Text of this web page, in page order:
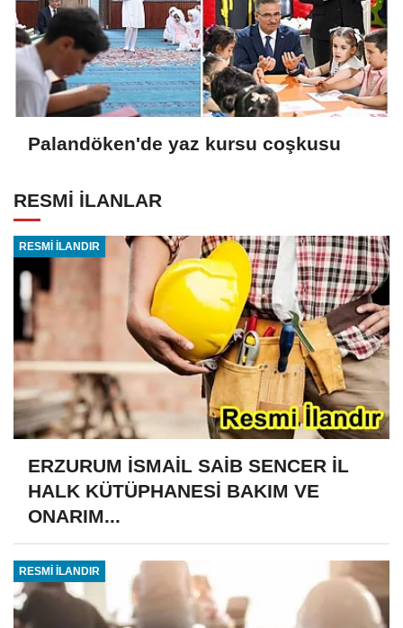
Palandöken'de yaz kursu coşkusu
RESMİ İLANLAR
RESMİ İLANDIR
ERZURUM İSMAİL SAİB SENCER İL
HALK KÜTÜPHANESİ BAKIM VE
ONARIM...
RESMİ İLANDIR